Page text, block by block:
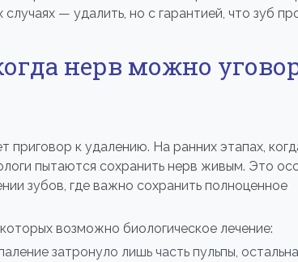
— удалить, но с гарантией, что зуб
нерв можно
приговор к удалению. На ранних этапах,
пытаются сохранить нерв живым. Это
зубов, где важно сохранить полноценное
возможно биологическое лечение:
затронуло лишь часть пульпы,